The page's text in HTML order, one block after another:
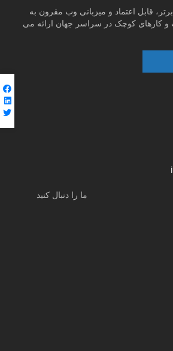
قابل اعتماد و میزبانی وب مقرون به
و کارهای کوچک در سراسر جهان ارائه می
ما را دنبال کنید